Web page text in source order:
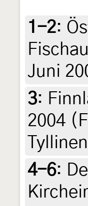
1-2:
Juni
3:
2004
Tyllinen
4-6: